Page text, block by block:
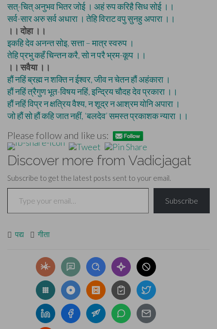
सत्-चित् अनुभव भितर जोई । अहं रुप करिहै सिध सोई ।।
सर्व-सार अरु सर्व अधारा । तेहि विराट वपु सुनहु अपारा ।।
।। दोहा ।।
इकहि देव अनन्त सोइ, सत्ता – मात्र स्वरुप ।
तेहि प्रभु कहँ चिन्तन करै, सो न परै भ्रम-कूप ।।
।। सवैया ।।
हौं नहिं ब्रह्म न शक्ति न ईश्वर, जीव न चेतन हौं अहंकारा ।
हौं नहिं त्रैगुण भूत-विषय नहिं, इन्द्रिय चौदह देव प्रकारा ।।
हौं नहिं विप्र न क्षत्रिय वैश्य, न शूद्र न आश्रम योनि अपारा ।
जो हौं सो हौं कहि जात नहीं, ‘बलदेव’ समस्त प्रकाशक न्यारा ।।
Please follow and like us:
Discover more from Vadicjagat
Subscribe to get the latest posts sent to your email.
Type your email…
Subscribe
पद्य गीता